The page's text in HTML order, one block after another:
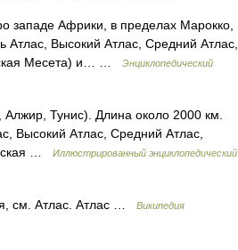
западе Африки, в пределах Марокко,
Атлас, Высокий Атлас, Средний Атлас,
Месета) и… …
Энциклопедический
Тунис). Длина около 2000 км.
Высокий Атлас, Средний Атлас,
…
Иллюстрированный энциклопедический
см. Атлас. Атлас … Википедия